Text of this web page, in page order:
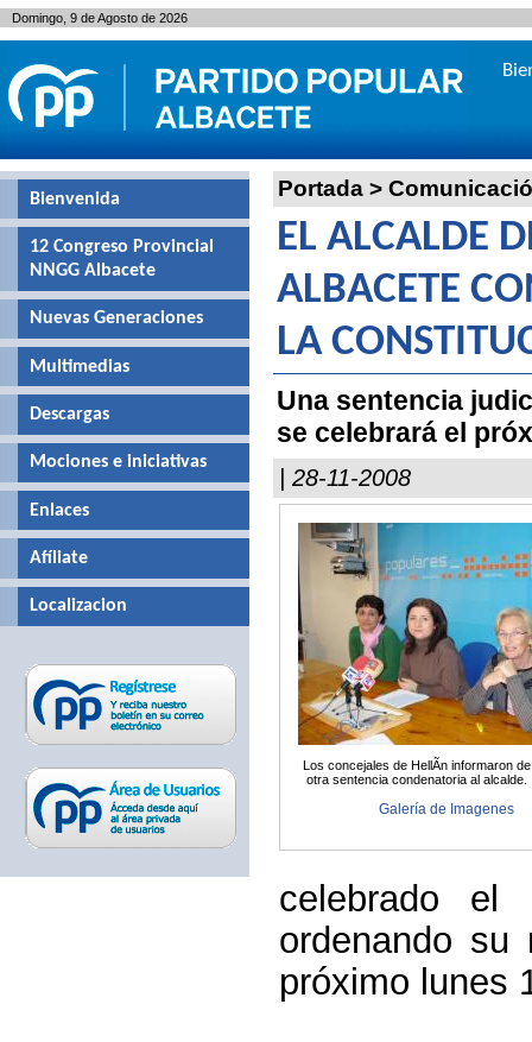
Portada >
EL ALCALDE
ALBACETE
LA
Una sentencia
se celebrará el
| 28-11-2008
Los concejales de HellÃ­n informaron de
otra sentencia condenatoria al alcalde.
Galería de Imagenes
celebrado el
ordenando su
próximo lunes
Bienvenida
12 Congreso Provincial
NNGG Albacete
Nuevas Generaciones
Multimedias
Descargas
Mociones e iniciativas
Enlaces
Afíliate
Localizacion
Domingo, 9 de Agosto de 2026